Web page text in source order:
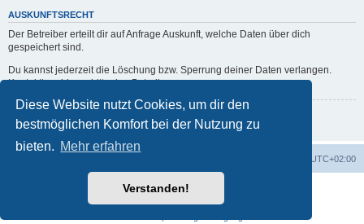
Diese Website nutzt Cookies, um dir den
bestmöglichen Komfort bei der Nutzung zu
bieten. Mehr erfahren
Verstanden!
AUSKUNFTSRECHT
Der Betreiber erteilt dir auf Anfrage Auskunft, welche Daten über dich
gespeichert sind.
Du kannst jederzeit die Löschung bzw. Sperrung deiner Daten verlangen.
Kontaktiere hierzu bitte den Betreiber.
Zurück zur vorherigen Seite
UTC+02:00
Powered byphpBB® Forum Software © phpBB Limited
phpBB.de